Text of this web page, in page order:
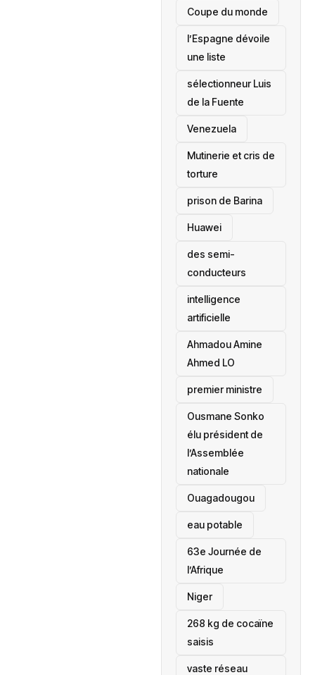
‎Coupe du monde
l’Espagne dévoile
une liste
sélectionneur Luis
de la Fuente
‎Venezuela
Mutinerie et cris de
torture
prison de Barina
Huawei
des semi-
conducteurs
intelligence
artificielle
Ahmadou Amine
Ahmed LO
premier ministre
Ousmane Sonko
élu président de
l’Assemblée
nationale
‎Ouagadougou
eau potable
63e Journée de
l’Afrique
‎Niger
268 kg de cocaïne
saisis
vaste réseau